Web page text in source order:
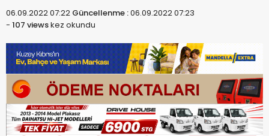
06.09.2022 07:22 Güncellenme :06.09.2022 07:23
- 107 viewskez okundu